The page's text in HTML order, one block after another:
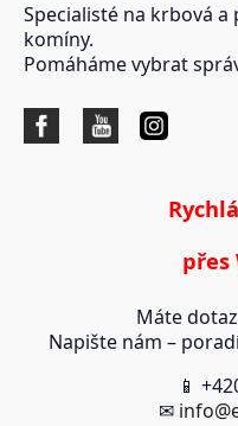
Specialisté na krbová a
komíny.
Pomáháme vybrat
přes
Máte
Napište nám –
📱
✉